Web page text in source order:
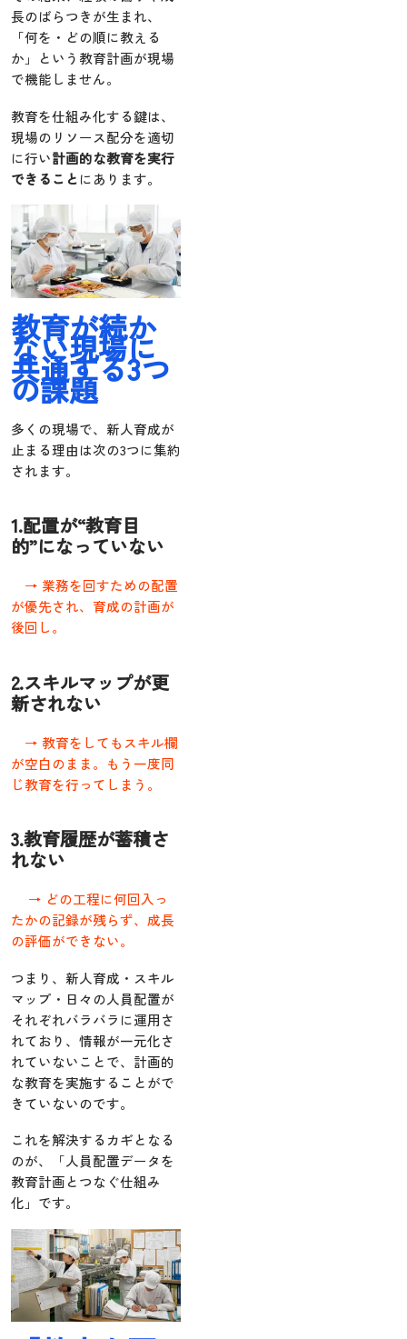
長のばらつきが生まれ、
「何を・どの順に教える
か」という教育計画が現場
で機能しません。
教育を仕組み化する鍵は、
現場のリソース配分を適切
に行い計画的な教育を実行
できることにあります。
教育が続か
ない現場に
共通する3つ
の課題
多くの現場で、新人育成が
止まる理由は次の3つに集約
されます。
1.配置が“教育目
的”になっていない
→ 業務を回すための配置
が優先され、育成の計画が
後回し。
2.スキルマップが更
新されない
→ 教育をしてもスキル欄
が空白のまま。もう一度同
じ教育を行ってしまう。
3.教育履歴が蓄積さ
れない
→ どの工程に何回入っ
たかの記録が残らず、成長
の評価ができない。
つまり、新人育成・スキル
マップ・日々の人員配置が
それぞれバラバラに運用さ
れており、情報が一元化さ
れていないことで、計画的
な教育を実施することがで
きていないのです。
これを解決するカギとなる
のが、「人員配置データを
教育計画とつなぐ仕組み
化」です。